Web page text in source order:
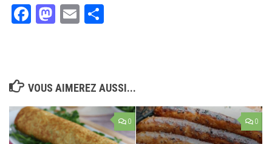
Facebook
Mastodon
Email
VOUS AIMEREZ AUSSI...
0 0